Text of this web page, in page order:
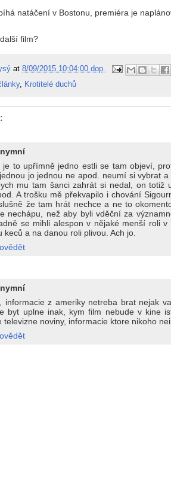
natáčení v Bostonu, premiéra je
film?
at 8/09/2015 10:04:00 dop.
, Krotitelé duchů
je to upřímně jedno estli se tam objeví,
jo jednou ne apod. neumí si vybrat
mu tam šanci zahrát si nedal, on totiž
A trošku mě překvapilo i chování
že tam hrát nechce a ne to
nechápu, než aby byli vděční za
se mihli alespon v nějaké menší roli
keců a na danou roli plivou. Ach jo.
informacie z ameriky netreba brat nejak
byt uplne inak, kym film nebude v kine
televizne noviny, informacie ktore nikoho